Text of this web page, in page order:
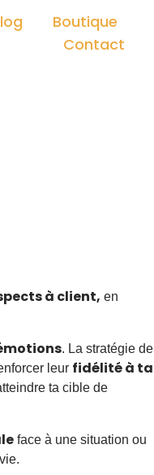
Boutique
Contact
à client, en
. La stratégie de
leur fidélité à ta
ta cible de
face à une situation ou